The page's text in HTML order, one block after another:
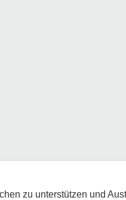
zu unterstützen und